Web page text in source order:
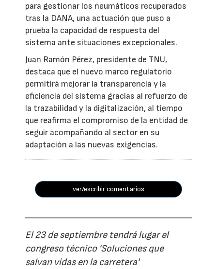
para gestionar los neumáticos recuperados
tras la DANA, una actuación que puso a
prueba la capacidad de respuesta del
sistema ante situaciones excepcionales.
Juan Ramón Pérez, presidente de TNU,
destaca que el nuevo marco regulatorio
permitirá mejorar la transparencia y la
eficiencia del sistema gracias al refuerzo de
la trazabilidad y la digitalización, al tiempo
que reafirma el compromiso de la entidad de
seguir acompañando al sector en su
adaptación a las nuevas exigencias.
ver/escribir comentarios
El 23 de septiembre tendrá lugar el
congreso técnico 'Soluciones que
salvan vidas en la carretera'